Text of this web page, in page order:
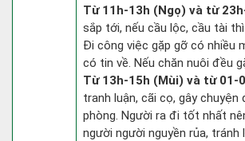
Từ 11h-13h (Ngọ) và từ
sắp tới, nếu cầu lộc, cầu tài
Đi công việc gặp gỡ có nhiều
có tin về. Nếu chăn nuôi đều
Từ 13h-15h (Mùi) và từ 01-
tranh luận, cãi cọ, gây chuyện
phòng. Người ra đi tốt nhất
người người nguyền rủa, tránh